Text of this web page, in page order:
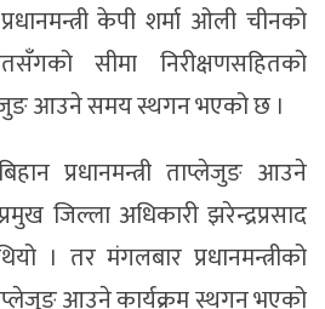
केपी शर्मा ओली चीनको
सीमा निरीक्षणसहितको
आउने समय स्थगन भएको छ ।
प्रधानमन्त्री ताप्लेजुङ आउने
जिल्ला अधिकारी झरेन्द्रप्रसाद
। तर मंगलबार प्रधानमन्त्रीको
आउने कार्यक्रम स्थगन भएको